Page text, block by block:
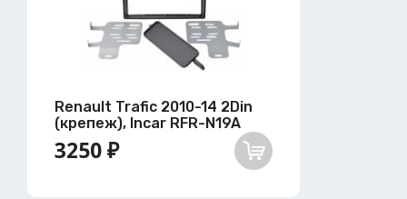
Renault Trafic 2010-14 2Din
(крепеж), Incar RFR-N19A
3250 ₽